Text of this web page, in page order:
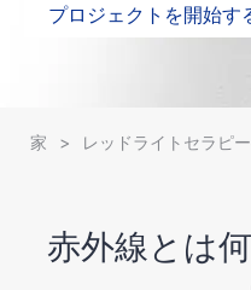
プロジェクトを開始す
家 > レッドライトセラピ
赤外線とは